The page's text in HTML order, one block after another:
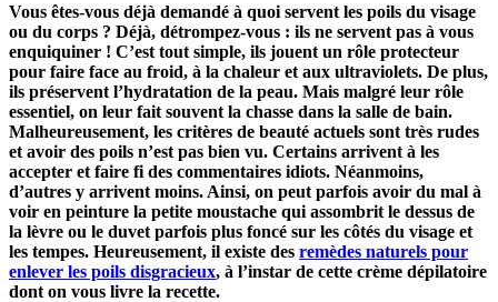
Vous êtes-vous déjà demandé à quoi servent les poils du visage
ou du corps ? Déjà, détrompez-vous : ils ne servent pas à vous
enquiquiner ! C’est tout simple, ils jouent un rôle protecteur
pour faire face au froid, à la chaleur et aux ultraviolets. De plus,
ils préservent l’hydratation de la peau. Mais malgré leur rôle
essentiel, on leur fait souvent la chasse dans la salle de bain.
Malheureusement, les critères de beauté actuels sont très rudes
et avoir des poils n’est pas bien vu. Certains arrivent à les
accepter et faire fi des commentaires idiots. Néanmoins,
d’autres y arrivent moins. Ainsi, on peut parfois avoir du mal à
voir en peinture la petite moustache qui assombrit le dessus de
la lèvre ou le duvet parfois plus foncé sur les côtés du visage et
les tempes. Heureusement, il existe des remèdes naturels pour
enlever les poils disgracieux, à l’instar de cette crème dépilatoire
dont on vous livre la recette.